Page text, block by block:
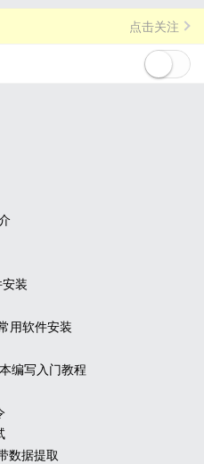
点击关注
装
用软件安装
编写入门教程
数据提取